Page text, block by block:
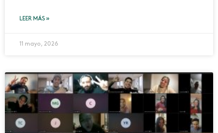
LEER MÁS »
11 mayo, 2026